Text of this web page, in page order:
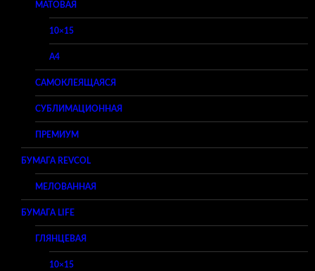
МАТОВАЯ
10×15
A4
САМОКЛЕЯЩАЯСЯ
СУБЛИМАЦИОННАЯ
ПРЕМИУМ
БУМАГА REVCOL
МЕЛОВАННАЯ
БУМАГА LIFE
ГЛЯНЦЕВАЯ
10×15